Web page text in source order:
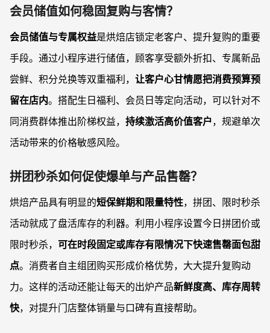
会员储值如何稳固复购与客情？
会员储值与专属权益是烘焙店锁定老客户、提升复购的重要
手段。通过小程序进行储值，顾客享受额外折扣、专属新品
尝鲜、积分兑换等双重福利， 让客户心甘情愿把消费预算预
留在店内。搭配生日福利、会员日等定向活动，可以针对不
同消费群体推出阶梯权益， 持续激活高价值客户，规避单次
活动带来的价格敏感风险。
拼团秒杀如何促使爆单与产品售罄？
烘焙产品具有明显的短保鲜期和限量特性，拼团、限时秒杀
活动就成了盘活库存的利器。利用小程序设置今日拼团价或
限时秒杀， 可在时段固定或库存有限情况下快速售罄面包甜
点。消费者自主组团购买形成价格优势，大大提升复购动
力。这样的活动还能让每天的出炉产品新鲜度高、库存周转
快，对提升门店整体销量与口碑有直接帮助。